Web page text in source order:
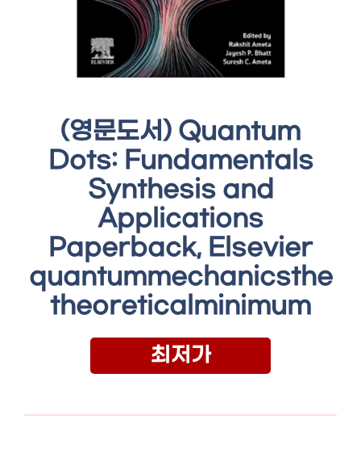
(영문도서) Quantum
Dots: Fundamentals
Synthesis and
Applications
Paperback, Elsevier
quantummechanicsthe
theoreticalminimum
최저가